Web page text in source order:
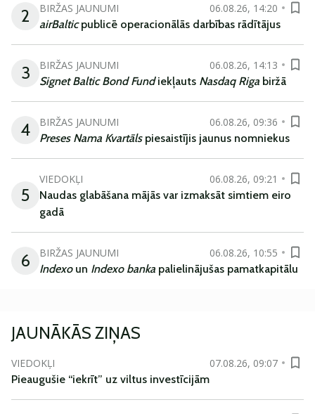
2 BIRŽAS JAUNUMI
06.08.26, 14:20
airBalticpublicē operacionālās darbības rādītājus
3 BIRŽAS JAUNUMI
06.08.26, 14:13
Signet Baltic Bond Fundiekļauts Nasdaq Riga biržā
4 BIRŽAS JAUNUMI
06.08.26, 09:36
Preses Nama Kvartāls piesaistījis jaunus nomniekus
5
VIEDOKĻI
06.08.26, 09:21
Naudas glabāšana mājās var izmaksāt simtiem eiro
gadā
6 BIRŽAS JAUNUMI
06.08.26, 10:55
Indexoun Indexo banka palielinājušas pamatkapitālu
JAUNĀKĀS ZIŅAS
VIEDOKĻI
07.08.26, 09:07
Pieaugušie “iekrīt” uz viltus investīcijām